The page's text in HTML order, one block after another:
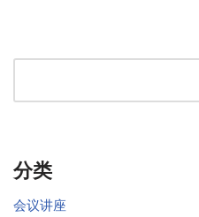
分类
会议讲座